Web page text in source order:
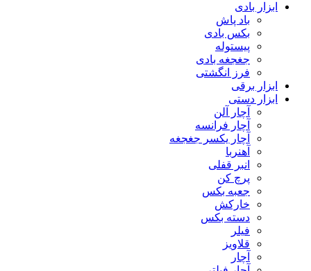
ابزار بادی
باد پاش
بکس بادی
پیستوله
جغجغه بادی
فرز انگشتی
ابزار برقی
ابزار دستی
آچار آلن
آچار فرانسه
آچار یکسر جغجغه
آهنربا
انبر قفلی
پرچ کن
جعبه بکس
خارکش
دسته بکس
فیلر
قلاویز
آچار